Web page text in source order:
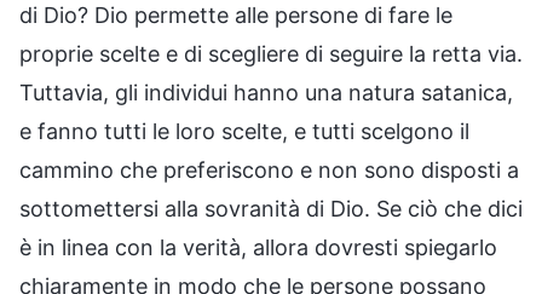
di Dio? Dio permette alle persone di fare le
proprie scelte e di scegliere di seguire la retta via.
Tuttavia, gli individui hanno una natura satanica,
e fanno tutti le loro scelte, e tutti scelgono il
cammino che preferiscono e non sono disposti a
sottomettersi alla sovranità di Dio. Se ciò che dici
è in linea con la verità, allora dovresti spiegarlo
chiaramente in modo che le persone possano